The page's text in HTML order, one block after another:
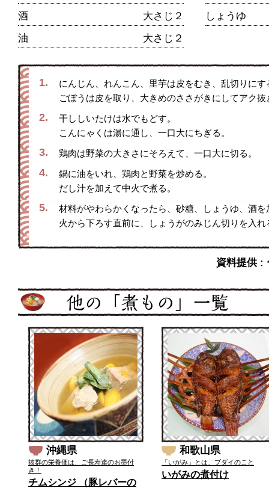
酒
大さじ２
しょうゆ
油
大さじ２
1.
にんじん、れんこん、里芋は皮をむき、乱切りにす
ごぼうは皮を取り、大きめのささがきにしてアク抜
2.
干ししいたけは水でもどす。
こんにゃくは湯に通し、一口大にちぎる。
3. 鶏肉は野菜の大きさにそろえて、一口大に切る。
4.
鍋に油をいれ、鶏肉と野菜を炒める。
だし汁を加えて中火で煮る。
5.
材料がやわらかくなったら、砂糖、しょうゆ、酒
火から下ろす直前に、しょうがのみじん切りを入れ
資料提供 :
沖縄県
抜群の栄養価は、ご長寿達のお墨付
き！
チムシンジ （豚レバーの
和歌山県
「いがみ」とは、ブダイのこと
いがみの煮付け